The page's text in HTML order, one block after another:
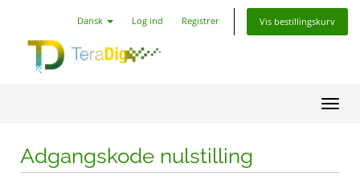
Dansk Log ind Registrer Vis bestillingskurv
Skift
Adgangskode nulstilling